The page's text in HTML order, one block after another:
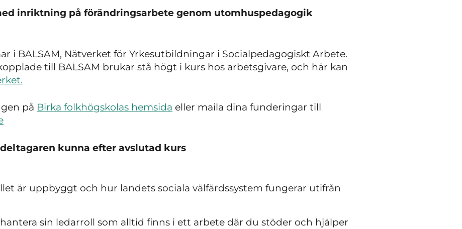
inriktning på förändringsarbete genom utomhuspedagogik
i BALSAM, Nätverket för Yrkesutbildningar i Socialpedagogiskt Arbete.
till BALSAM brukar stå högt i kurs hos arbetsgivare, och här kan
på Birka folkhögskolas hemsida eller maila dina funderingar till
kunna efter avslutad kurs
är uppbyggt och hur landets sociala välfärdssystem fungerar utifrån
sin ledarroll som alltid finns i ett arbete där du stöder och hjälper